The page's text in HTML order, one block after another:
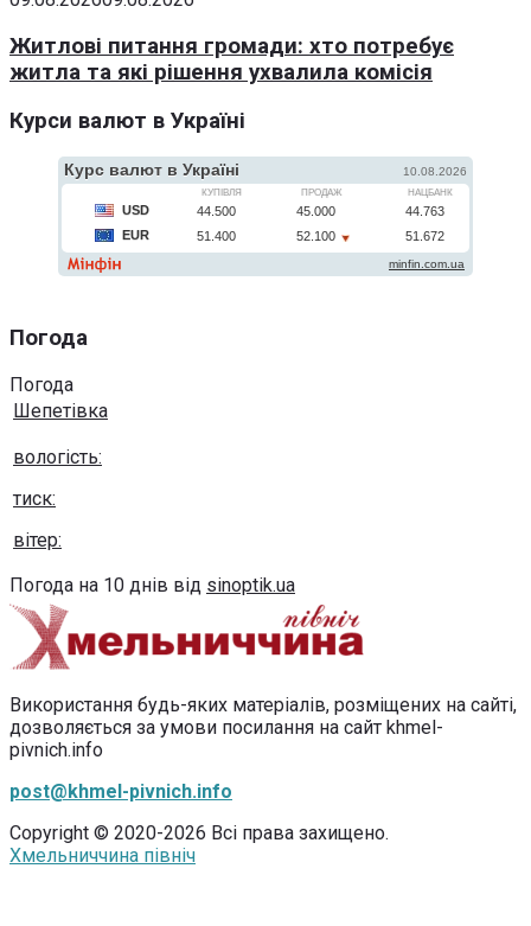
Житлові питання громади: хто потребує
житла та які рішення ухвалила комісія
Курси валют в Україні
Погода
Погода
Шепетівка
вологість:
тиск:
вітер:
Погода на 10 днів від sinoptik.ua
Використання будь-яких матеріалів, розміщених на сайті,
дозволяється за умови посилання на сайт khmel-
pivnich.info
post@khmel-pivnich.info
Copyright © 2020-2026 Всі права захищено.
Хмельниччина північ